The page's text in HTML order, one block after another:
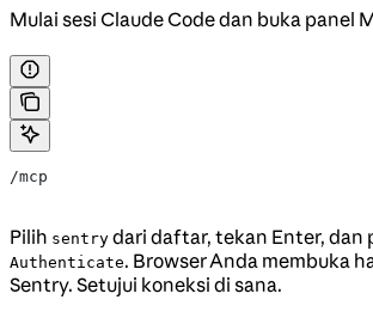
Mulai sesi Claude Code dan buka panel
/mcp
Pilih sentry dari daftar, tekan Enter, dan
Authenticate. Browser Anda membuka
Sentry. Setujui koneksi di sana.